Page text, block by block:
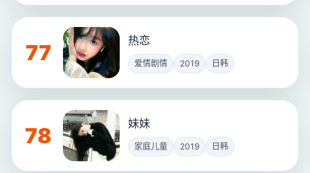
77 热恋
爱情剧情 2019 日韩
78 妹妹
家庭儿童 2019 日韩